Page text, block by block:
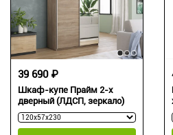
Шкаф-купе Прайм 2-х
дверный (ЛДСП, зеркало)
39 690 ₽